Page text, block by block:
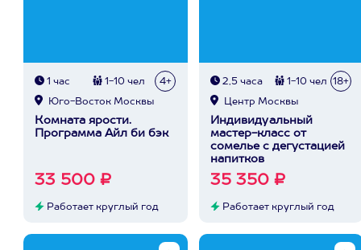
1 час 1-10 чел 4+
Юго-Восток Москвы
Комната ярости.
Программа Айл би бэк
33 500 ₽
Работает круглый год
2,5 часа 1-10 чел 18+
Центр Москвы
Индивидуальный
мастер-класс от
сомелье с дегустацией
напитков
35 350 ₽
Работает круглый год